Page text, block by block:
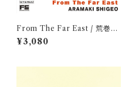
From The Far East / 荒巻茂
生
¥3,080